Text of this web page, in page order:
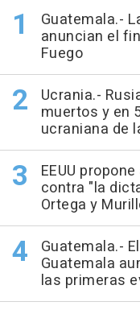
Guatemala.-
anuncian el
Fuego
Ucrania.-
muertos y en
ucraniana de
EEUU
contra "la
Ortega y
Guatemala.-
Guatemala
las primeras